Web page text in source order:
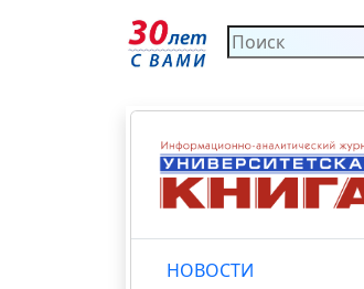
НОВОСТИ